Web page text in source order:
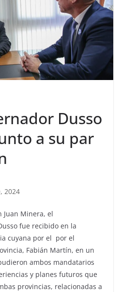
Dusso
a su par
2024
Juan Minera, el
fue recibido en la
cuyana por el por el
Fabián Martín, en un
ambos mandatarios
y planes futuros que
provincias, relacionadas a